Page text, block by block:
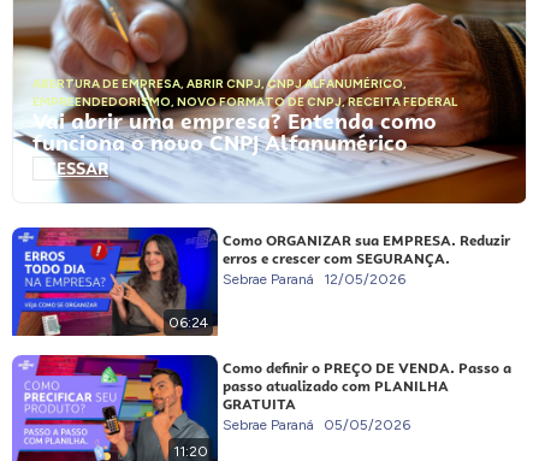
ABERTURA DE EMPRESA, ABRIR CNPJ,CNPJ ALFANUMÉRICO,
EMPREENDEDORISMO, NOVO FORMATO DE CNPJ,RECEITA FEDERAL
Vai abrir uma empresa? Entenda como
funciona o novo CNPJ Alfanumérico
ACESSAR
06:24
Como ORGANIZAR sua EMPRESA. Reduzir
erros e crescer com SEGURANÇA.
Sebrae Paraná 12/05/2026
11:20
Como definir o PREÇO DE VENDA. Passo a
passo atualizado com PLANILHA
GRATUITA
Sebrae Paraná 05/05/2026